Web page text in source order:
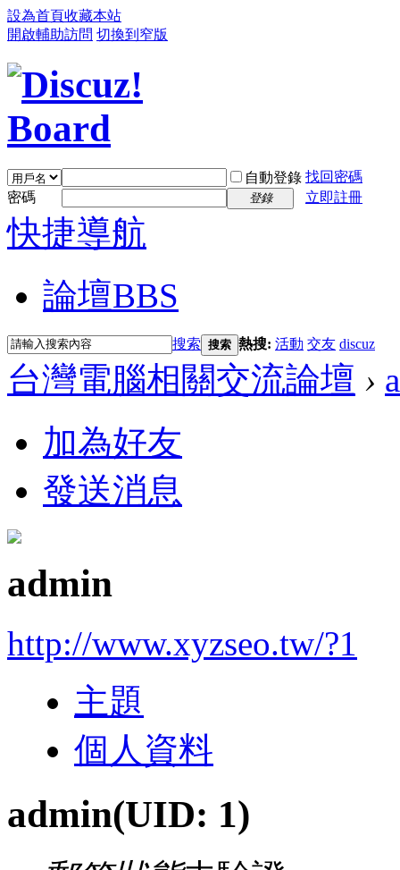
設為首頁收藏本站
開啟輔助訪問 切換到窄版
自動登錄 找回密碼
密碼
登錄 立即註冊
快捷導航
論壇BBS
搜索 搜索 熱搜: 活動 交友 discuz
台灣電腦相關交流論壇 ›
加為好友
發送消息
admin
http://www.xyzseo.tw/?1
主題
個人資料
admin(UID: 1)